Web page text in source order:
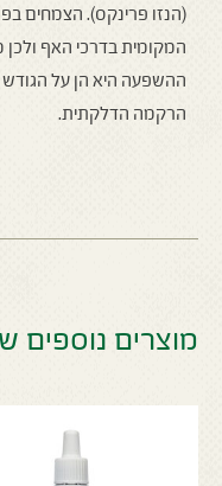
(הנזו פרינקס). הצמחים
המקומית בדרכי האף ולכן
ההשפעה היא הן על
הרקמה הדלקתית.
מוצרים נוספים